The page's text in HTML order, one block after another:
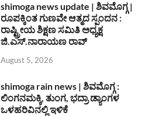
shimoga news update | ಶಿವಮೊಗ್ಗ |
ರೂಪಕ್ಕಿಂತ ಗುಣವೇ ಆತ್ಮದ ಸ್ಪಂದನ :
ರಾಷ್ಟ್ರೀಯ ಶಿಕ್ಷಣ ಸಮಿತಿ ಅಧ್ಯಕ್ಷ
ಜಿ.ಎಸ್.ನಾರಾಯಣ ರಾವ್
August 5, 2026
shimoga rain news | ಶಿವಮೊಗ್ಗ :
ಲಿಂಗನಮಕ್ಕಿ, ತುಂಗ, ಭದ್ರಾ ಡ್ಯಾಂಗಳ
ಒಳಹರಿವಿನಲ್ಲಿ ಇಳಿಕೆ